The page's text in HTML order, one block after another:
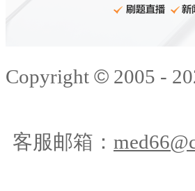
Copyright © 2005 -
客服邮箱：